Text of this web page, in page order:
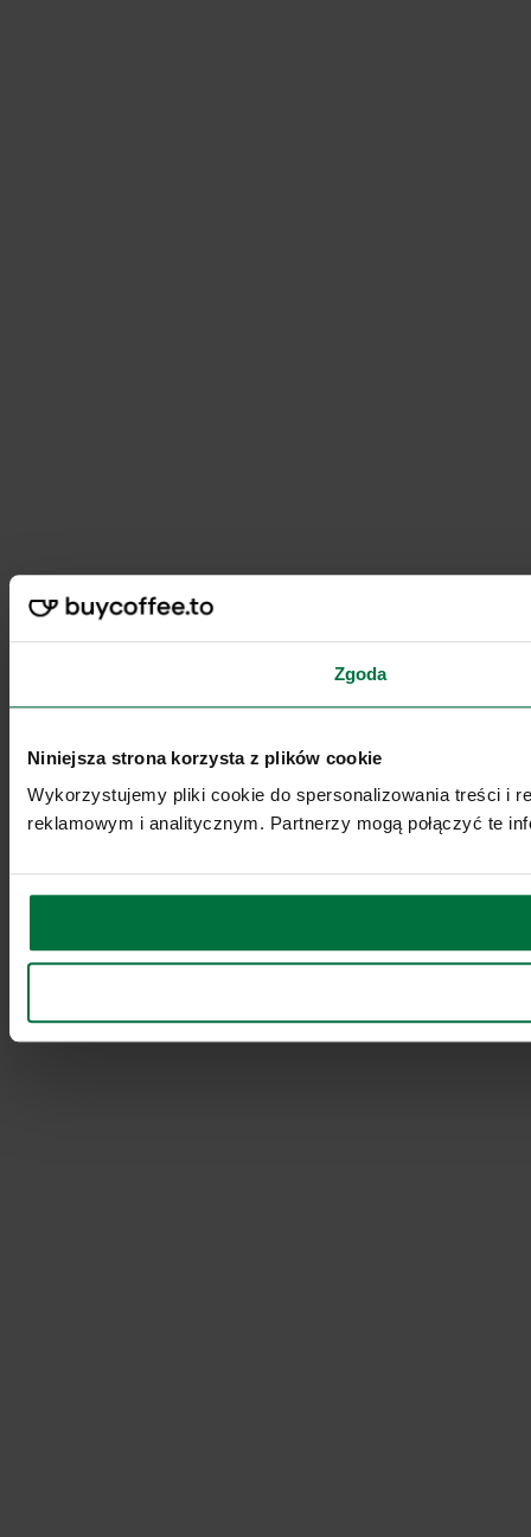
Zgoda
Niniejsza strona korzysta z plików cookie
Wykorzystujemy pliki cookie do spersonalizowania treści i
reklamowym i analitycznym. Partnerzy mogą połączyć te